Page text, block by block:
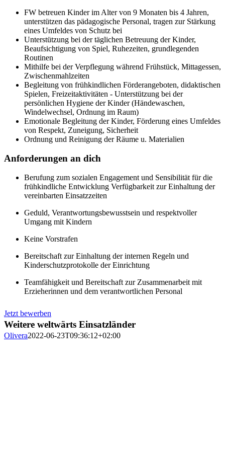
FW betreuen Kinder im Alter von 9 Monaten bis 4 Jahren,
unterstützen das pädagogische Personal, tragen zur Stärkung
eines Umfeldes von Schutz bei
Unterstützung bei der täglichen Betreuung der Kinder,
Beaufsichtigung von Spiel, Ruhezeiten, grundlegenden
Routinen
Mithilfe bei der Verpflegung während Frühstück, Mittagessen,
Zwischenmahlzeiten
Begleitung von frühkindlichen Förderangeboten, didaktischen
Spielen, Freizeitaktivitäten - Unterstützung bei der
persönlichen Hygiene der Kinder (Händewaschen,
Windelwechsel, Ordnung im Raum)
Emotionale Begleitung der Kinder, Förderung eines Umfeldes
von Respekt, Zuneigung, Sicherheit
Ordnung und Reinigung der Räume u. Materialien
Anforderungen an dich
Berufung zum sozialen Engagement und Sensibilität für die
frühkindliche Entwicklung Verfügbarkeit zur Einhaltung der
vereinbarten Einsatzzeiten
Geduld, Verantwortungsbewusstsein und respektvoller
Umgang mit Kindern
Keine Vorstrafen
Bereitschaft zur Einhaltung der internen Regeln und
Kinderschutzprotokolle der Einrichtung
Teamfähigkeit und Bereitschaft zur Zusammenarbeit mit
Erzieherinnen und dem verantwortlichen Personal
Jetzt bewerben
Weitere weltwärts Einsatzländer
Olivera2022-06-23T09:36:12+02:00